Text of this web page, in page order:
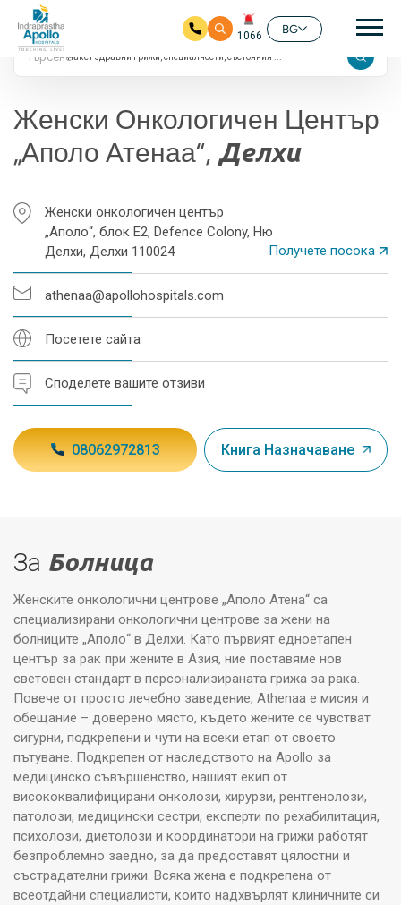
Прескочи на основното съдържание
1066
BG
24/7
Търсене
Женски Онкологичен Център
„Аполо Атенаа“, Делхи
Женски онкологичен център
„Аполо“, блок E2, Defence Colony, Ню
Делхи, Делхи 110024
Получете посока
athenaa@apollohospitals.com
Посетете сайта
Споделете вашите отзиви
08062972813 Книга Назначаване
За Болница
Женските онкологични центрове „Аполо Атена“ са
специализирани онкологични центрове за жени на
болниците „Аполо“ в Делхи. Като първият едноетапен
център за рак при жените в Азия, ние поставяме нов
световен стандарт в персонализираната грижа за рака.
Повече от просто лечебно заведение, Athenaa е мисия и
обещание – доверено място, където жените се чувстват
сигурни, подкрепени и чути на всеки етап от своето
пътуване. Подкрепен от наследството на Apollo за
медицинско съвършенство, нашият екип от
висококвалифицирани онколози, хирурзи, рентгенолози,
патолози, медицински сестри, експерти по рехабилитация,
психолози, диетолози и координатори на грижи работят
безпроблемно заедно, за да предоставят цялостни и
състрадателни грижи. Всяка жена е подкрепена от
всеотдайни специалисти, които надхвърлят клиничните си